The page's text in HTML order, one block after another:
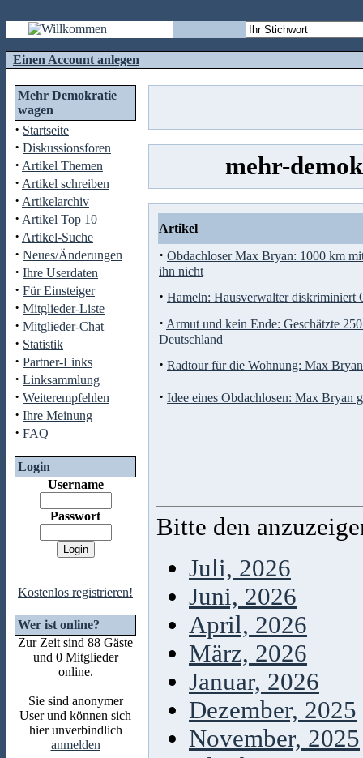
Einen Account anlegen
Mehr Demokratie
wagen
· Startseite
· Diskussionsforen
· Artikel Themen
· Artikel schreiben
· Artikelarchiv
· Artikel Top 10
· Artikel-Suche
· Neues/Änderungen
· Ihre Userdaten
· Für Einsteiger
· Mitglieder-Liste
· Mitglieder-Chat
· Statistik
· Partner-Links
· Linksammlung
· Weiterempfehlen
· Ihre Meinung
· FAQ
Login
Username
Passwort
Kostenlos registrieren!
Wer ist online?
Zur Zeit sind 88 Gäste
und 0 Mitglieder
online.
Sie sind anonymer
User und können sich
hier unverbindlich
anmelden
mehr-
Artikel
· Obdachloser Max Bryan: 1000 km
ihn nicht
· Hameln: Hausverwalter diskriminiert
· Armut und kein Ende: Geschätzte
Deutschland
· Radtour für die Wohnung: Max
· Idee eines Obdachlosen: Max Bryan
Bitte den
Juli, 2026
Juni, 2026
April, 2026
März, 2026
Januar, 2026
Dezember, 2025
November, 2025